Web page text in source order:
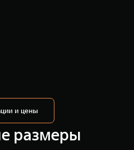
и цены
размеры